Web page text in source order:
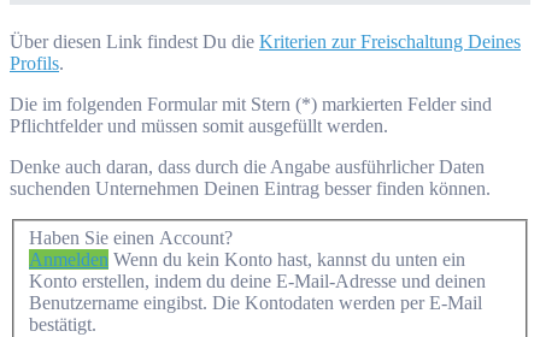
Über diesen Link findest Du die Kriterien zur Freischaltung Deines
Profils.
Die im folgenden Formular mit Stern (*) markierten Felder sind
Pflichtfelder und müssen somit ausgefüllt werden.
Denke auch daran, dass durch die Angabe ausführlicher Daten
suchenden Unternehmen Deinen Eintrag besser finden können.
Haben Sie einen Account?
Anmelden
Konto erstellen, indem du deine E-Mail-Adresse und deinen
Benutzername eingibst. Die Kontodaten werden per E-Mail
bestätigt.